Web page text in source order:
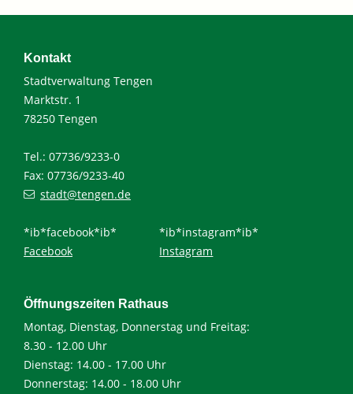
Kontakt
Stadtverwaltung Tengen
Marktstr. 1
78250 Tengen
Tel.: 07736/9233-0
Fax: 07736/9233-40
stadt@tengen.de
*ib*facebook*ib*
Facebook
*ib*instagram*ib*
Instagram
Öffnungszeiten Rathaus
Montag, Dienstag, Donnerstag und Freitag:
8.30 - 12.00 Uhr
Dienstag: 14.00 - 17.00 Uhr
Donnerstag: 14.00 - 18.00 Uhr